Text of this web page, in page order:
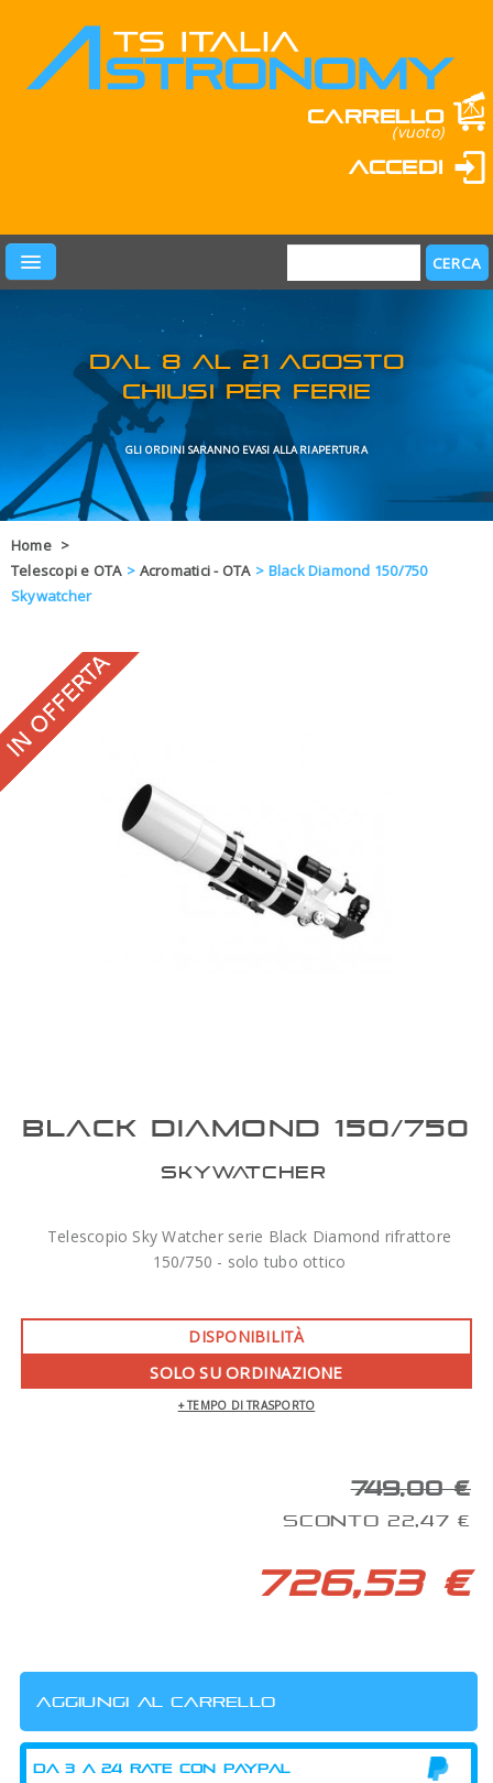
Carrello
(vuoto)
Accedi
PRODOTTI
LEARN & FUN
MARCHI
OFFERTE
BLOG
ENTI E PA
CONTATTI
Home >
Telescopi e OTA > Acromatici - OTA > Black Diamond 150/750
Skywatcher
BLACK DIAMOND 150/750
SKYWATCHER
Telescopio Sky Watcher serie Black Diamond rifrattore
150/750 - solo tubo ottico
DISPONIBILITÀ
SOLO SU ORDINAZIONE
+ TEMPO DI TRASPORTO
749,00 €
SCONTO 22,47 €
726,53 €